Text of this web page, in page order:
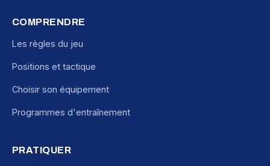
COMPRENDRE
Les règles du jeu
Positions et tactique
Choisir son équipement
Programmes d'entraînement
PRATIQUER